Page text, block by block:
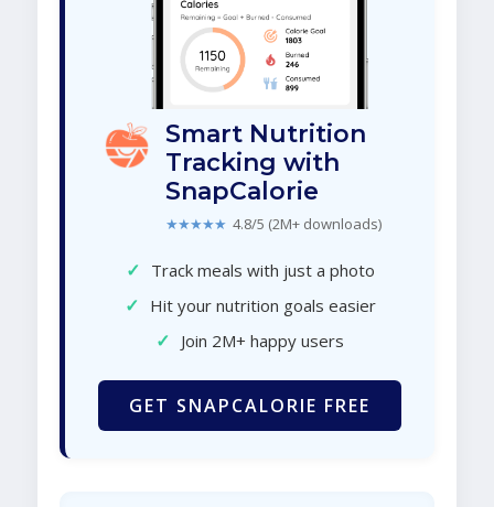
Smart Nutrition
Tracking with
SnapCalorie
★★★★★ 4.8/5 (2M+ downloads)
✓ Track meals with just a photo
✓ Hit your nutrition goals easier
✓ Join 2M+ happy users
GET SNAPCALORIE FREE